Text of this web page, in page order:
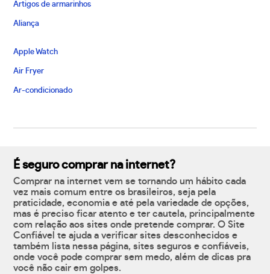
Artigos de armarinhos
Aliança
Apple Watch
Air Fryer
Ar-condicionado
É seguro comprar na internet?
Comprar na internet vem se tornando um hábito cada
vez mais comum entre os brasileiros, seja pela
praticidade, economia e até pela variedade de opções,
mas é preciso ficar atento e ter cautela, principalmente
com relação aos sites onde pretende comprar. O Site
Confiável te ajuda a verificar sites desconhecidos e
também lista nessa página, sites seguros e confiáveis,
onde você pode comprar sem medo, além de dicas pra
você não cair em golpes.